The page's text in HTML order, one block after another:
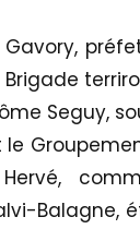
Seguy,
Balagne,